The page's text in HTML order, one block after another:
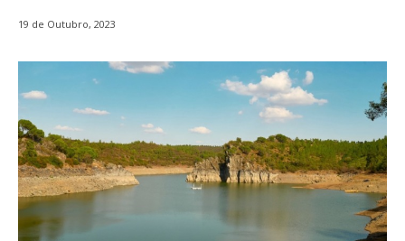
19 de Outubro, 2023